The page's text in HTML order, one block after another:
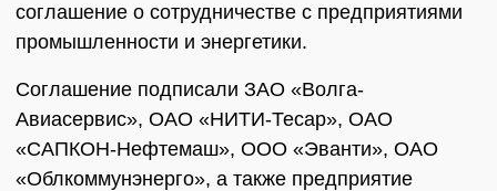
соглашение о сотрудничестве с предприятиями
промышленности и энергетики.
Соглашение подписали ЗАО «Волга-
Авиасервис», ОАО «НИТИ-Тесар», ОАО
«САПКОН-Нефтемаш», ООО «Эванти», ОАО
«Облкоммунэнерго», а также предприятие